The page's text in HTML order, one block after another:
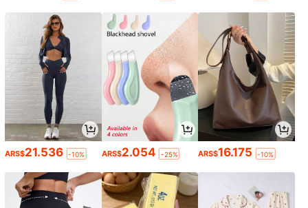
ARS$21.536 -10% ARS$2.054 -25% ARS$16.175 -10%